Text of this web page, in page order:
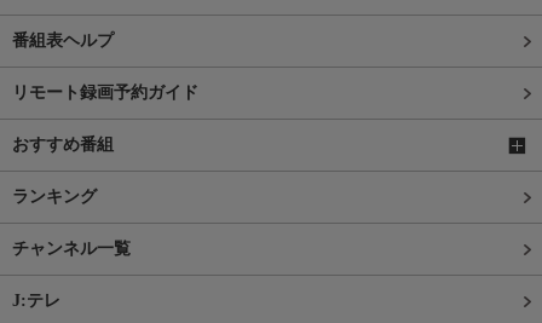
番組表ヘルプ
リモート録画予約ガイド
おすすめ番組
ランキング
チャンネル一覧
J:テレ